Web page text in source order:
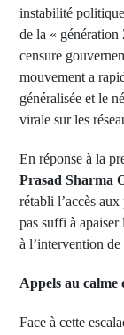
instabilité
de la «
censure
mouvement a
généralisée et le
virale sur les
En réponse à la
Prasad Sharma
rétabli l’accès
pas suffi à apaiser
à l’intervention
Appels au calme
Face à cette